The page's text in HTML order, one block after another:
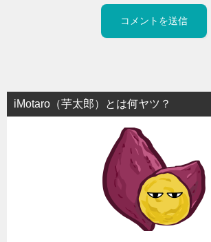
iMotaro（芋太郎）とは何ヤツ？